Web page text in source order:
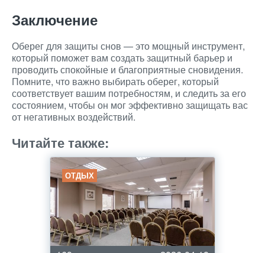
Заключение
Оберег для защиты снов — это мощный инструмент,
который поможет вам создать защитный барьер и
проводить спокойные и благоприятные сновидения.
Помните, что важно выбирать оберег, который
соответствует вашим потребностям, и следить за его
состоянием, чтобы он мог эффективно защищать вас
от негативных воздействий.
Читайте также:
ОТДЫХ